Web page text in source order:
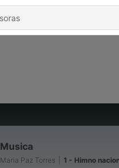
Musica
Maria Paz Torres 1 - Himno